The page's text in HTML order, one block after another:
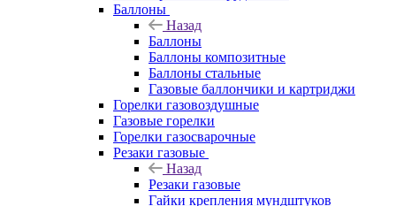
Баллоны
Назад
Баллоны
Баллоны композитные
Баллоны стальные
Газовые баллончики и картриджи
Горелки газовоздушные
Газовые горелки
Горелки газосварочные
Резаки газовые
Назад
Резаки газовые
Гайки крепления мундштуков